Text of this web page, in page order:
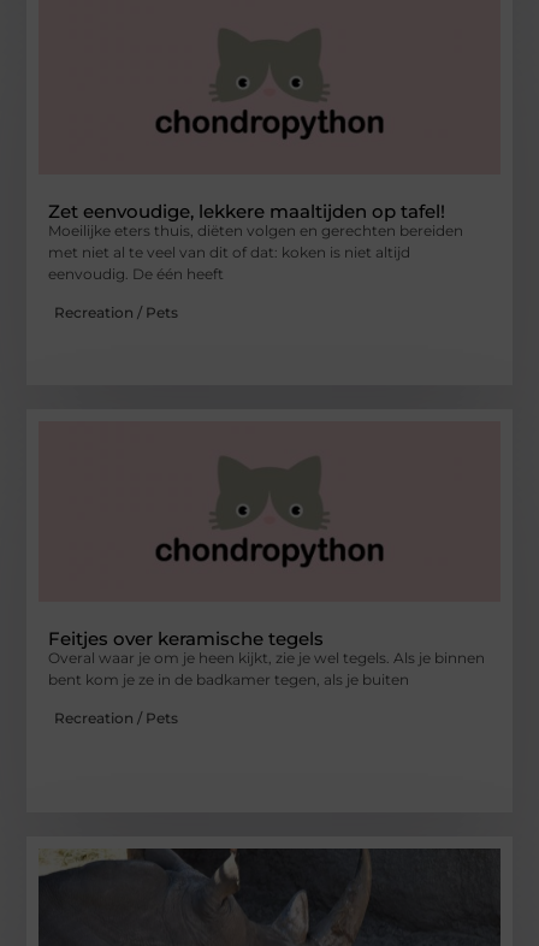
Zet eenvoudige, lekkere maaltijden op tafel!
Moeilijke eters thuis, diëten volgen en gerechten bereiden
met niet al te veel van dit of dat: koken is niet altijd
eenvoudig. De één heeft
Recreation / Pets
Feitjes over keramische tegels
Overal waar je om je heen kijkt, zie je wel tegels. Als je binnen
bent kom je ze in de badkamer tegen, als je buiten
Recreation / Pets